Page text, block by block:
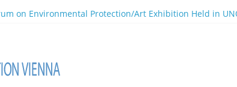
on Environmental Protection/Art Exhibition Held in
Future Opportunities
the Philippines